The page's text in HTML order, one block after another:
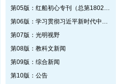
第05版：红船初心专刊（总第1802期）
第06版：学习贯彻习近平新时代中国特色社会主义思想专刊
第07版：光明视野
第08版：教科文新闻
第09版：综合新闻
第10版：公告